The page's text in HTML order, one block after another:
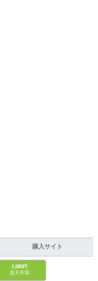
購入サイト
1,080円
楽天市場